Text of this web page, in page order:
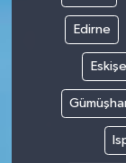
Edirne